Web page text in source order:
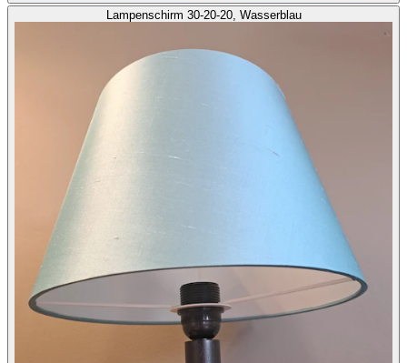
Lampenschirm 30-20-20, Wasserblau